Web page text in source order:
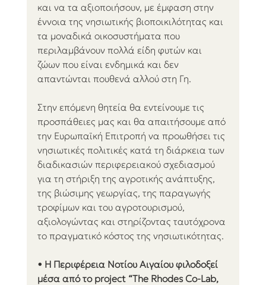
και να τα αξιοποιήσουν, με έμφαση στην
έννοια της νησιωτικής βιοποικιλότητας και
τα μοναδικά οικοσυστήματα που
περιλαμβάνουν πολλά είδη φυτών και
ζώων που είναι ενδημικά και δεν
απαντώνται πουθενά αλλού στη Γη.
Στην επόμενη θητεία θα εντείνουμε τις
προσπάθειες μας και θα απαιτήσουμε από
την Ευρωπαϊκή Επιτροπή να προωθήσει τις
νησιωτικές πολιτικές κατά τη διάρκεια των
διαδικασιών περιφερειακού σχεδιασμού
για τη στήριξη της αγροτικής ανάπτυξης,
της βιώσιμης γεωργίας, της παραγωγής
τροφίμων και του αγροτουρισμού,
αξιολογώντας και στηρίζοντας ταυτόχρονα
το πραγματικό κόστος της νησιωτικότητας.
• Η Περιφέρεια Νοτίου Αιγαίου φιλοδοξεί
μέσα από το project “The Rhodes Co-Lab,